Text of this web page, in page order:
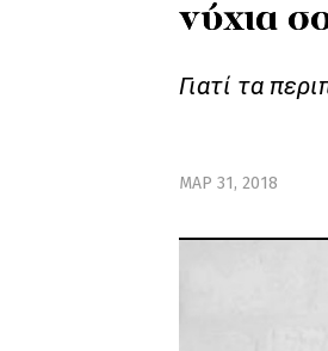
νύχια
Γιατί τα
ΜΑΡ 31, 2018